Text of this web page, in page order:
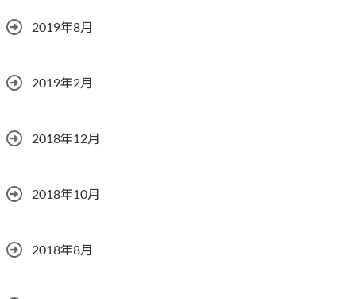
2019年8月
2019年2月
2018年12月
2018年10月
2018年8月